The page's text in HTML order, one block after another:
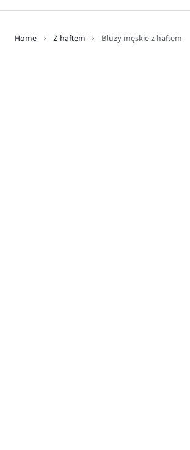
Home Z haftem Bluzy męskie z haftem